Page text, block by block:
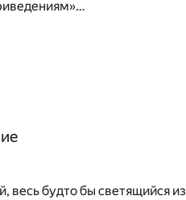
весь будто бы светящийся